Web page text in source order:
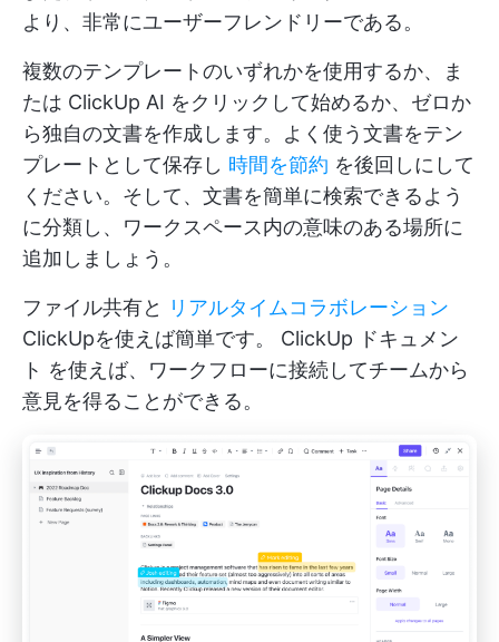
より、非常にユーザーフレンドリーである。
複数のテンプレートのいずれかを使用するか、ま
たは ClickUp AI をクリックして始めるか、ゼロか
ら独自の文書を作成します。よく使う文書をテン
プレートとして保存し 時間を節約 を後回しにして
ください。そして、文書を簡単に検索できるよう
に分類し、ワークスペース内の意味のある場所に
追加しましょう。
ファイル共有と
リアルタイムコラボレーション
ClickUpを使えば簡単です。 ClickUp ドキュメン
ト を使えば、ワークフローに接続してチームから
意見を得ることができる。